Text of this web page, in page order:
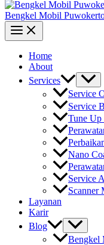
Bengkel Mobil
Home
About
Services
Service
Service
Tune
Nano
Service
Scanner
Layanan
Karir
Blog
Bengkel